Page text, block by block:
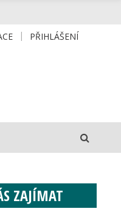
PŘIHLÁŠENÍ
ZAJÍMAT